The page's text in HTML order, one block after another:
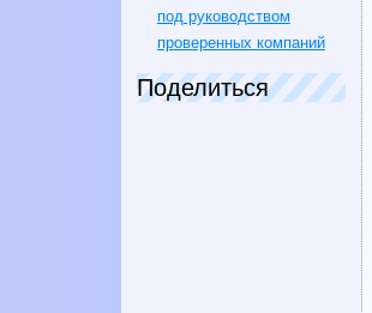
под руководством
проверенных компаний
Поделиться